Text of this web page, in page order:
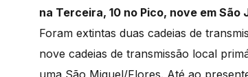
na Terceira, 10 no Pico, nove em
Foram extintas duas cadeias de
nove cadeias de transmissão local